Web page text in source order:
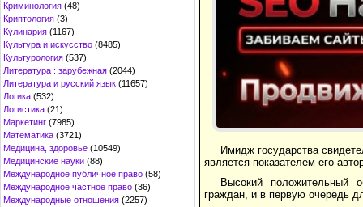
Криминология (48)
Криптология (3)
Кулинария (1167)
Культура и искусство (8485)
Культурология (537)
Литература : зарубежная (2044)
Литература и русский язык (11657)
Логика (532)
Логистика (21)
Маркетинг (7985)
Математика (3721)
Медицина, здоровье (10549)
Медицинские науки (88)
Международное публичное право (58)
Международное частное право (36)
Международные отношения (2257)
Имидж государства
является показателем его
Высокий положительный
граждан, и в первую очередь